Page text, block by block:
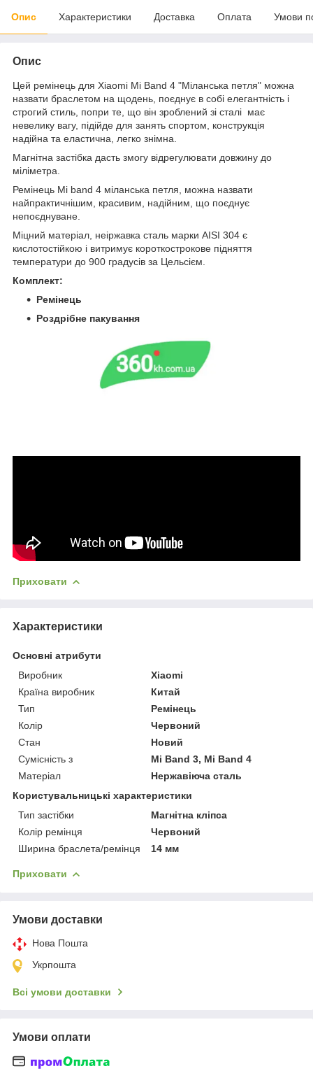
Опис Характеристики Доставка Оплата Умови
Опис
Цей ремінець для Xiaomi Mi Band 4 "Міланська петля" можна
назвати браслетом на щодень, поєднує в собі елегантність і
строгий стиль, попри те, що він зроблений зі сталі має
невелику вагу, підійде для занять спортом, конструкція
надійна та еластична, легко знімна.
Магнітна застібка дасть змогу відрегулювати довжину до
міліметра.
Ремінець Mi band 4 міланська петля, можна назвати
найпрактичнішим, красивим, надійним, що поєднує
непоєднуване.
Міцний матеріал, неіржавка сталь марки AISI 304 є
кислотостійкою і витримує короткострокове підняття
температури до 900 градусів за Цельсієм.
Комплект:
Ремінець
Роздрібне пакування
Приховати
Характеристики
Основні атрибути
Виробник
Xiaomi
Країна виробник
Китай
Тип
Ремінець
Колір
Червоний
Стан
Новий
Сумісність з
Mi Band 3, Mi Band 4
Матеріал
Нержавіюча сталь
Користувальницькі характеристики
Тип застібки
Магнітна кліпса
Колір ремінця
Червоний
Ширина браслета/ремінця
14 мм
Приховати
Умови доставки
Нова Пошта
Укрпошта
Всі умови доставки
Умови оплати